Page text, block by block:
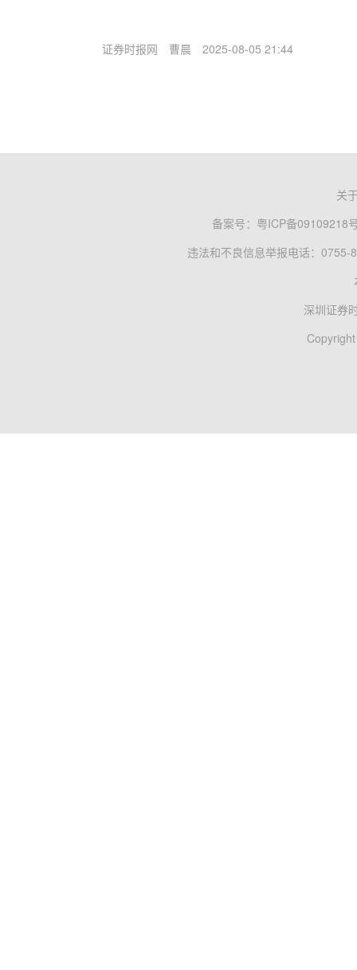
证券时报网 曹晨 2025-08-05 21:44
关
备案号： 粤ICP备09109218
违法和不良信息举报电话：0755-
深圳证券